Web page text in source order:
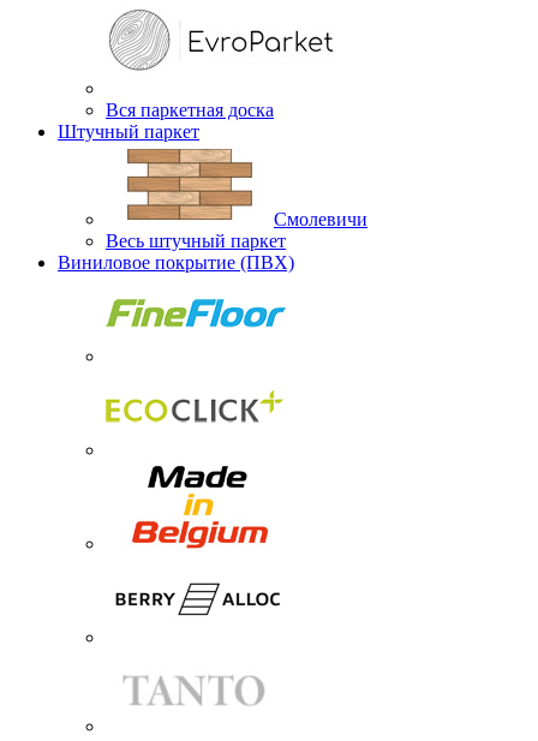
Вся паркетная доска
Штучный паркет
Смолевичи
Весь штучный паркет
Виниловое покрытие (ПВХ)